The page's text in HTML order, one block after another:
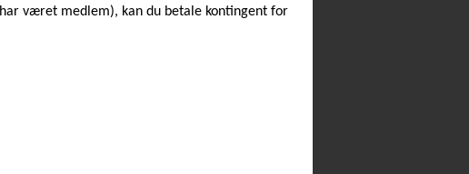
været medlem), kan du betale kontingent for